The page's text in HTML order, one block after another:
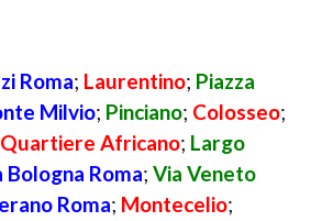
Roma; Laurentino; Piazza
Milvio; Pinciano; Colosseo;
Quartiere Africano; Largo
Bologna Roma; Via Veneto
Roma; Montecelio;